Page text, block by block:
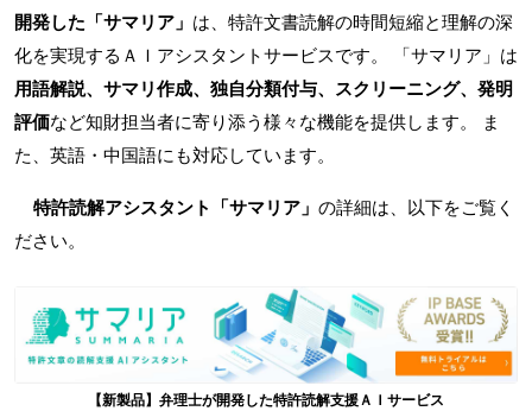
開発した「サマリア」 は、特許文書読解の時間短縮と理解の深
化を実現するＡＩアシスタントサービスです。 「サマリア」は
用語解説、サマリ作成、独自分類付与、スクリーニング、発明
評価など知財担当者に寄り添う様々な機能を提供します。 ま
た、英語・中国語にも対応しています。
特許読解アシスタント「サマリア」 の詳細は、以下をご覧く
ださい。
【新製品】弁理士が開発した特許読解支援ＡＩサービス